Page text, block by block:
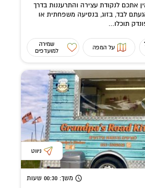
אתכם לנקודת עצירה והתרעננות בדרך
לבד, בזוג, בנסיעה משפחתית או
תוכלו...
על המפה
שמירה
למועדפים
ניווט
משך: 00:30 שעות